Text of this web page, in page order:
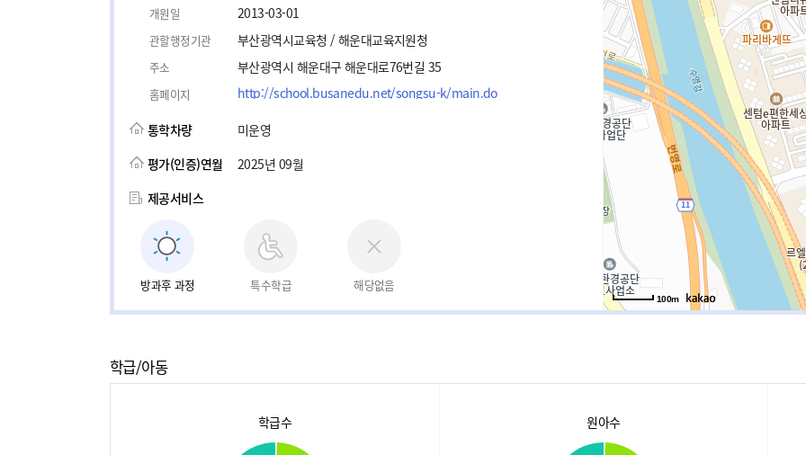
개원일 2013-03-01
관할행정기관 부산광역시교육청 / 해운대교육지원청
주소 부산광역시 해운대구 해운대로76번길 35
홈페이지 http://school.busanedu.net/songsu-k/main.do
통학차량
미운영
평가(인증)연월
2025년 09월
제공서비스
방과후 과정 특수학급 해당없음
100m
학급/아동
학급수 원아수